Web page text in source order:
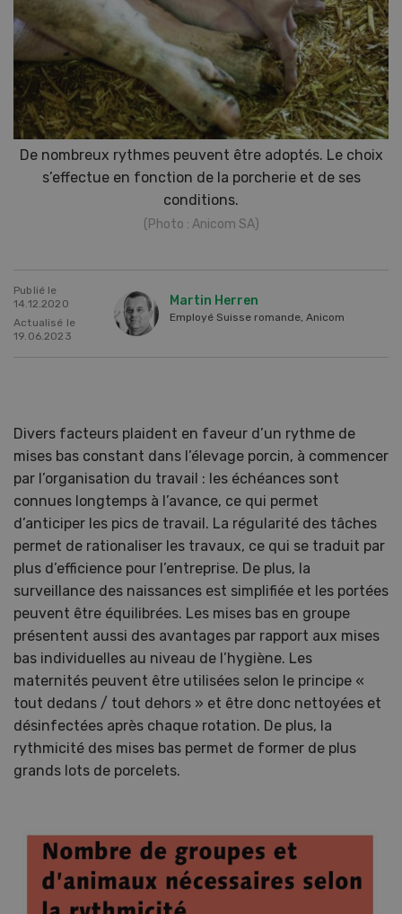
De nombreux rythmes peuvent être adoptés. Le choix
s’effectue en fonction de la porcherie et de ses
conditions.
(Photo : Anicom SA)
Publié le
14.12.2020
Actualisé le
19.06.2023
Martin Herren
Employé Suisse romande, Anicom
Divers facteurs plaident en faveur d’un rythme de
mises bas constant dans l’élevage porcin, à commencer
par l’organisation du travail : les échéances sont
connues longtemps à l’avance, ce qui permet
d’anticiper les pics de travail. La régularité des tâches
permet de rationaliser les travaux, ce qui se traduit par
plus d’efficience pour l’entreprise. De plus, la
surveillance des naissances est simplifiée et les portées
peuvent être équilibrées. Les mises bas en groupe
présentent aussi des avantages par rapport aux mises
bas individuelles au niveau de l’hygiène. Les
maternités peuvent être utilisées selon le principe «
tout dedans / tout dehors » et être donc nettoyées et
désinfectées après chaque rotation. De plus, la
rythmicité des mises bas permet de former de plus
grands lots de porcelets.